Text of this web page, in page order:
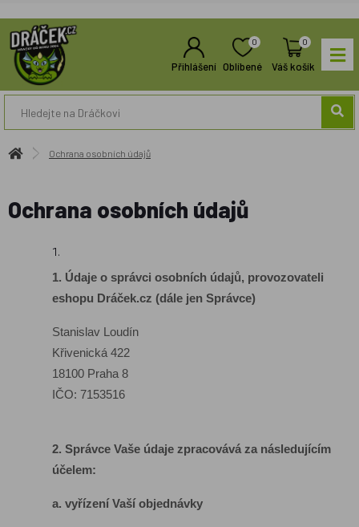
Přihlášení
0
Oblíbené
0
Váš košík
Ochrana osobních údajů
Ochrana osobních údajů
1. Údaje o správci osobních údajů, provozovateli
eshopu Dráček.cz (dále jen Správce)
Stanislav Loudín
Křivenická 422
18100 Praha 8
IČO: 7153516
2. Správce Vaše údaje zpracovává za následujícím
účelem:
a. vyřízení Vaší objednávky